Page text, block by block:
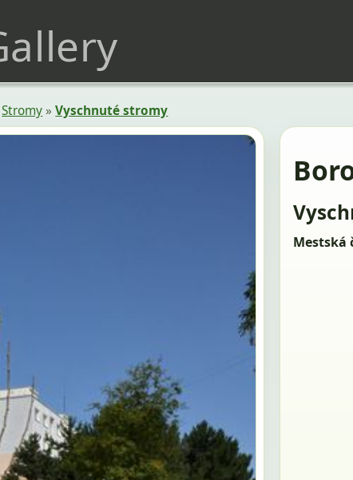
Stromy»Vyschnuté stromy
Mestská